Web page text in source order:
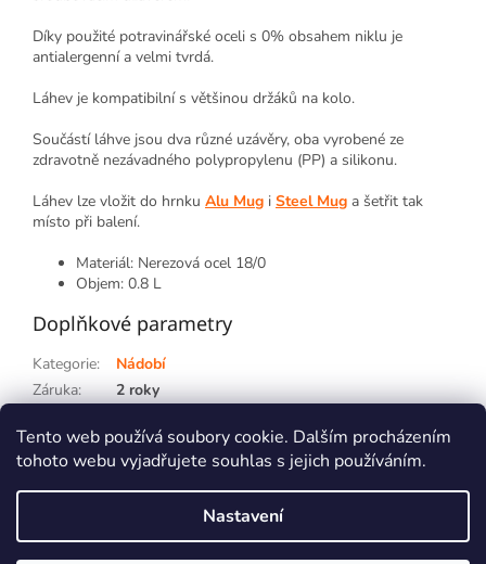
Tento web používá soubory cookie. Dalším procházením
tohoto webu vyjadřujete souhlas s jejich používáním.
Nastavení
Díky použité potravinářské oceli s 0% obsahem niklu je
antialergenní a velmi tvrdá.
Láhev je kompatibilní s většinou držáků na kolo.
Součástí láhve jsou dva různé uzávěry, oba vyrobené ze
zdravotně nezávadného polypropylenu (PP) a silikonu.
Láhev lze vložit do hrnku Alu Mug i Steel Mug a šetřit tak
místo při balení.
Materiál: Nerezová ocel 18/0
Objem: 0.8 L
Doplňkové parametry
Kategorie:
Nádobí
Záruka:
2 roky
Vytvořil Shoptet